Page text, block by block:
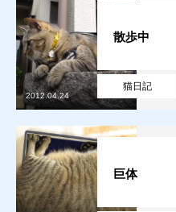
猫日記
散歩中
2012.04.24
巨体